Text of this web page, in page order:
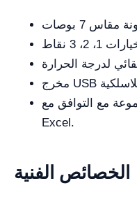
لـ 1,000 مجموعة مع التوافق مع
Excel.
الخصائص الفنية